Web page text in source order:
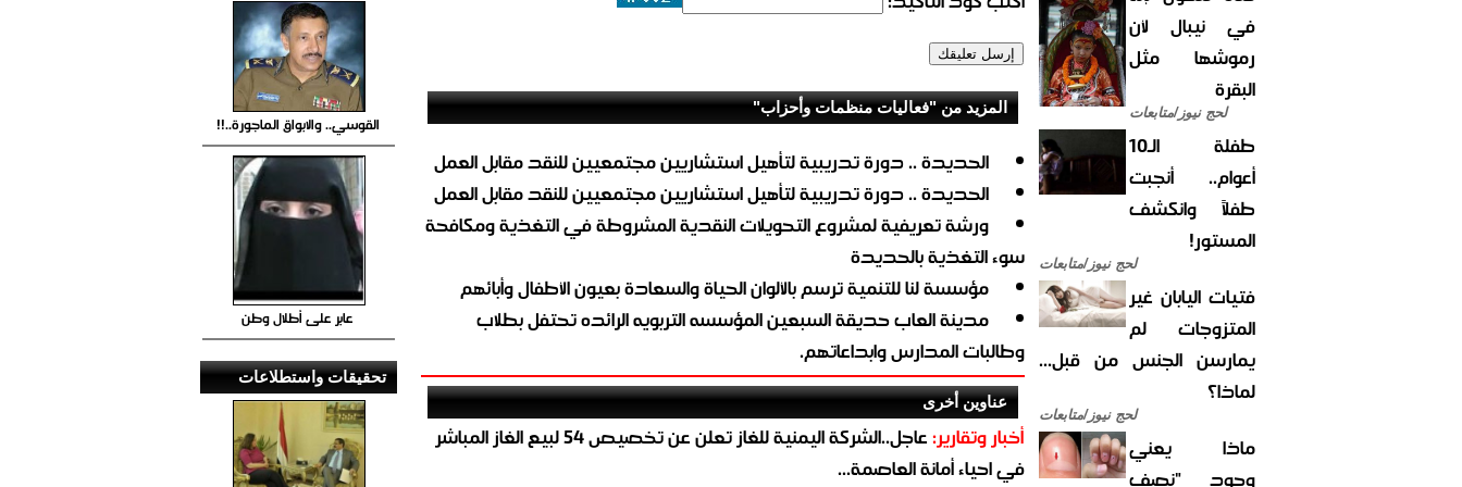
في نيبال لأن
رموشها مثل
البقرة
لحج نيوز/متابعات
طفلة الـ10
أعوام.. أنجبت
طفلاً وانكشف
المستور!
لحج نيوز/متابعات
فتيات اليابان غير
المتزوجات لم
يمارسن الجنس من قبل...
لماذا؟
لحج نيوز/متابعات
ماذا يعني
وجود "نصف
المزيد من "فعاليات منظمات وأحزاب"
الحديدة .. دورة تدريبية لتأهيل استشاريين مجتمعيين للنقد مقابل العمل
الحديدة .. دورة تدريبية لتأهيل استشاريين مجتمعيين للنقد مقابل العمل
ورشة تعريفية لمشروع التحويلات النقدية المشروطة في التغذية ومكافحة
سوء التغذية بالحديدة
مؤسسة لنا للتنمية ترسم بالألوان الحياة والسعادة بعيون الأطفال وأبائهم
مدينة العاب حديقة السبعين المؤسسه التربويه الرائده تحتفل بطلاب
وطالبات المدارس وابداعاتهم.
عناوين أخرى
أخبار وتقارير:
عاجل..الشركة اليمنية للغاز تعلن عن تخصيص 54 لبيع الغاز المباشر
في احياء أمانة العاصمة...
القوسي.. والابواق الماجورة..!!
عابر على أطلال وطن
تحقيقات واستطلاعات